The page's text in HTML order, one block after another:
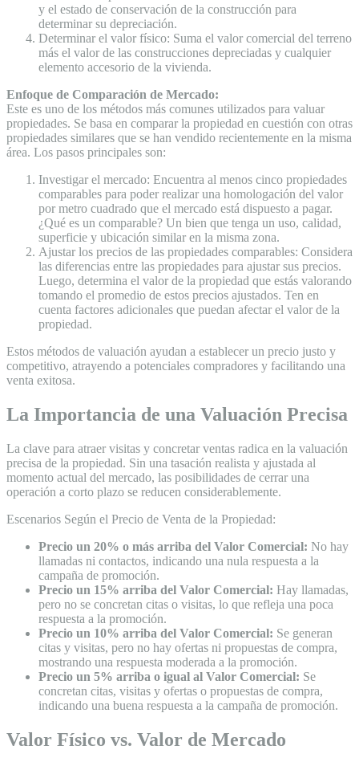
y el estado de conservación de la construcción para
determinar su depreciación.
Determinar el valor físico: Suma el valor comercial del terreno
más el valor de las construcciones depreciadas y cualquier
elemento accesorio de la vivienda.
Enfoque de Comparación de Mercado:
Este es uno de los métodos más comunes utilizados para valuar
propiedades. Se basa en comparar la propiedad en cuestión con otras
propiedades similares que se han vendido recientemente en la misma
área. Los pasos principales son:
Investigar el mercado: Encuentra al menos cinco propiedades
comparables para poder realizar una homologación del valor
por metro cuadrado que el mercado está dispuesto a pagar.
¿Qué es un comparable? Un bien que tenga un uso, calidad,
superficie y ubicación similar en la misma zona.
Ajustar los precios de las propiedades comparables: Considera
las diferencias entre las propiedades para ajustar sus precios.
Luego, determina el valor de la propiedad que estás valorando
tomando el promedio de estos precios ajustados. Ten en
cuenta factores adicionales que puedan afectar el valor de la
propiedad.
Estos métodos de valuación ayudan a establecer un precio justo y
competitivo, atrayendo a potenciales compradores y facilitando una
venta exitosa.
La Importancia de una Valuación Precisa
La clave para atraer visitas y concretar ventas radica en la valuación
precisa de la propiedad. Sin una tasación realista y ajustada al
momento actual del mercado, las posibilidades de cerrar una
operación a corto plazo se reducen considerablemente.
Escenarios Según el Precio de Venta de la Propiedad:
Precio un 20% o más arriba del Valor Comercial: No hay
llamadas ni contactos, indicando una nula respuesta a la
campaña de promoción.
Precio un 15% arriba del Valor Comercial: Hay llamadas,
pero no se concretan citas o visitas, lo que refleja una poca
respuesta a la promoción.
Precio un 10% arriba del Valor Comercial: Se generan
citas y visitas, pero no hay ofertas ni propuestas de compra,
mostrando una respuesta moderada a la promoción.
Precio un 5% arriba o igual al Valor Comercial: Se
concretan citas, visitas y ofertas o propuestas de compra,
indicando una buena respuesta a la campaña de promoción.
Valor Físico vs. Valor de Mercado